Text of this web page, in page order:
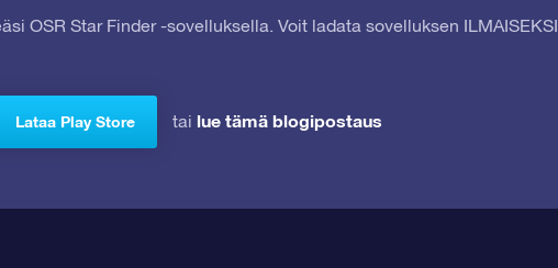
OSR Star Finder -sovelluksella. Voit ladata sovelluksen ILMAISEKSI
Lataa Play Store tai lue tämä blogipostaus